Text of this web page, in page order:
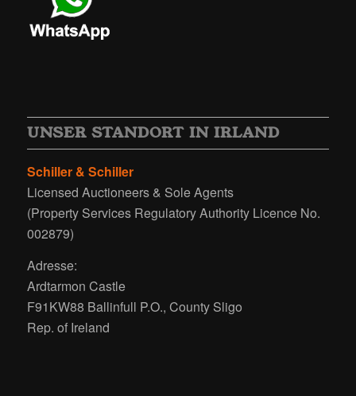
UNSER STANDORT IN IRLAND
Schiller & Schiller
Licensed Auctioneers & Sole Agents
(Property Services Regulatory Authority Licence No.
002879)
Adresse:
Ardtarmon Castle
F91KW88 Ballinfull P.O., County Sligo
Rep. of Ireland